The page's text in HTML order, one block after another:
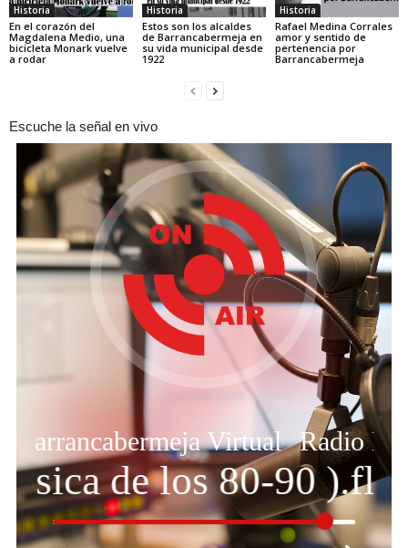
Historia
En el corazón del
Magdalena Medio, una
bicicleta Monark vuelve
a rodar
Historia
Estos son los alcaldes
de Barrancabermeja en
su vida municipal desde
1922
Historia
Rafael Medina Corrales
amor y sentido de
pertenencia por
Barrancabermeja
Escuche la señal en vivo